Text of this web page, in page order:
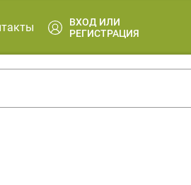
ВХОД ИЛИ
РЕГИСТРАЦИЯ